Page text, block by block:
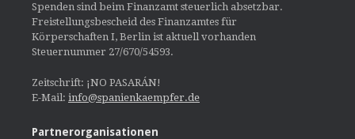
Spenden sind beim Finanzamt steuerlich absetzbar.
Freistellungsbescheid des Finanzamtes für
Körperschaften I, Berlin ist aktuell vorhanden
Steuernummer 27/670/54593.
Zeitschrift: ¡NO PASARÁN!
E-Mail: info@spanienkaempfer.de
Partnerorganisationen